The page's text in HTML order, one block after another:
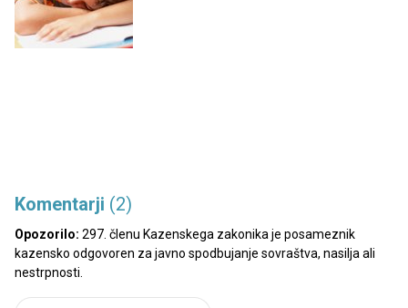
Komentarji (2)
Opozorilo: 297. členu Kazenskega zakonika je posameznik
kazensko odgovoren za javno spodbujanje sovraštva, nasilja ali
nestrpnosti.